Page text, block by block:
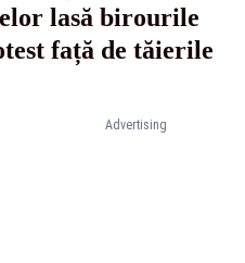
Advertising
lasă birourile
față de tăierile